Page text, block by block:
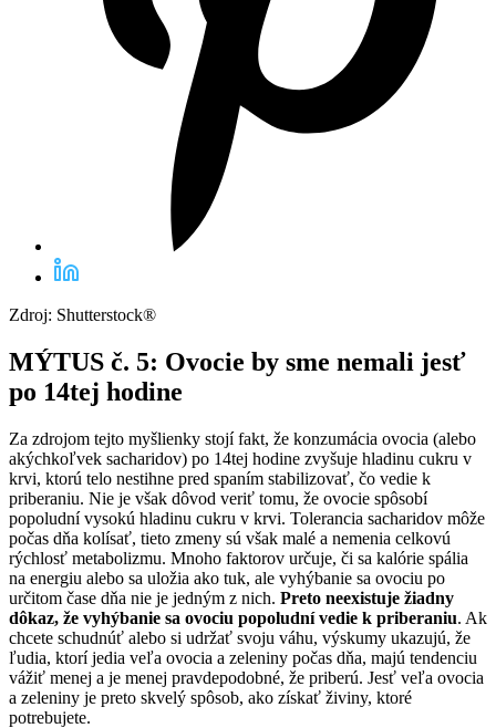
Zdroj: Shutterstock®
MÝTUS č. 5: Ovocie by sme nemali jesť
po 14tej hodine
Za zdrojom tejto myšlienky stojí fakt, že konzumácia ovocia (alebo
akýchkoľvek sacharidov) po 14tej hodine zvyšuje hladinu cukru v
krvi, ktorú telo nestihne pred spaním stabilizovať, čo vedie k
priberaniu. Nie je však dôvod veriť tomu, že ovocie spôsobí
popoludní vysokú hladinu cukru v krvi. Tolerancia sacharidov môže
počas dňa kolísať, tieto zmeny sú však malé a nemenia celkovú
rýchlosť metabolizmu. Mnoho faktorov určuje, či sa kalórie spália
na energiu alebo sa uložia ako tuk, ale vyhýbanie sa ovociu po
určitom čase dňa nie je jedným z nich. Preto neexistuje žiadny
dôkaz, že vyhýbanie sa ovociu popoludní vedie k priberaniu. Ak
chcete schudnúť alebo si udržať svoju váhu, výskumy ukazujú, že
ľudia, ktorí jedia veľa ovocia a zeleniny počas dňa, majú tendenciu
vážiť menej a je menej pravdepodobné, že priberú. Jesť veľa ovocia
a zeleniny je preto skvelý spôsob, ako získať živiny, ktoré
potrebujete.